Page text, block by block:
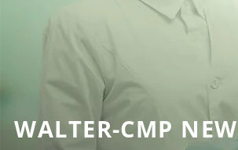
WALTER-CMP